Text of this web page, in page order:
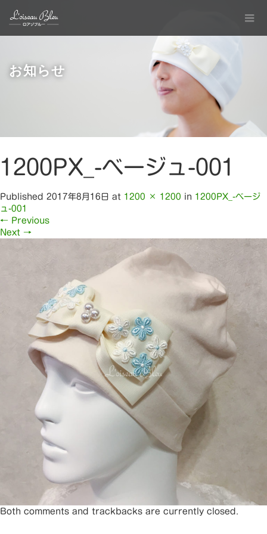
お知らせ
1200PX_-ベージュ-001
Published 2017年8月16日 at 1200 × 1200 in 1200PX_-ベージ
ュ-001
← Previous
Next →
Both comments and trackbacks are currently closed.